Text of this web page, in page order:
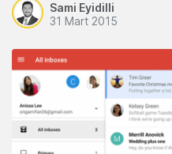
Sami Eyidilli
31 Mart 2015